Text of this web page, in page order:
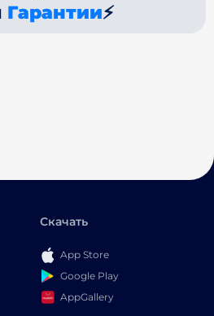
Гарантии⚡
Скачать
App Store
Google Play
AppGallery